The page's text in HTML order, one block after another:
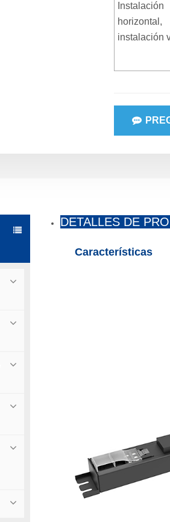
Instalación
horizontal,
instalación
DETALLES DE
Características